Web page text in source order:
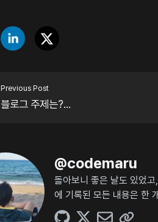
Previous Post
블로그 주제는?...
@codemaru
돌아보니 좋은 날도 있었
에 기록된 모든 내용은 한